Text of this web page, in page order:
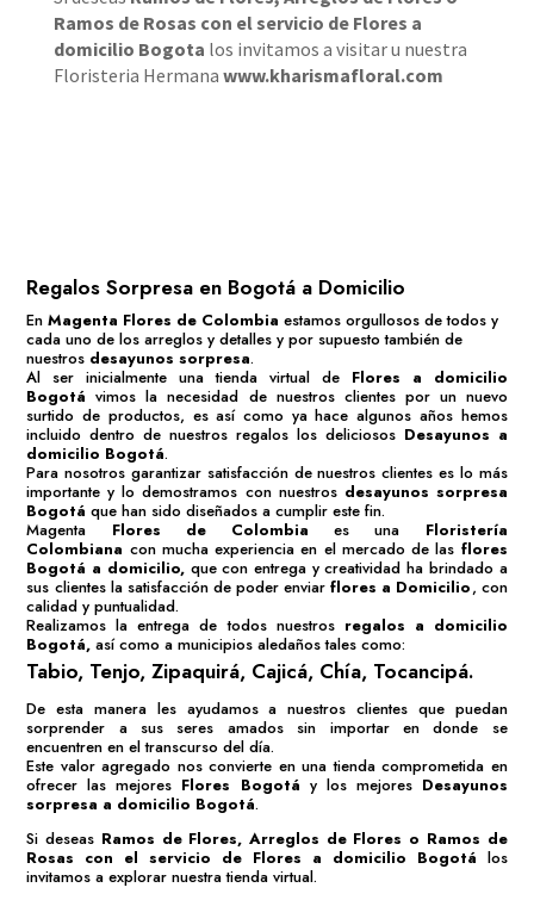
Ramos de Rosas con el servicio de Flores a
domicilio Bogota los invitamos a visitar u nuestra
Floristeria Hermana www.kharismafloral.com
Regalos Sorpresa en Bogotá a Domicilio
EnMagenta Flores de Colombia estamos orgullosos de todos y
cada uno de los arreglos y detalles y por supuesto también de
nuestros desayunos sorpresa.
Al ser inicialmente una tienda virtual de Flores a domicilio
Bogotá vimos la necesidad de nuestros clientes por un nuevo
surtido de productos, es así como ya hace algunos años hemos
incluido dentro de nuestros regalos los deliciosos Desayunos a
domicilio Bogotá.
Para nosotros garantizar satisfacción de nuestros clientes es lo más
importante y lo demostramos con nuestros desayunos sorpresa
Bogotá que han sido diseñados a cumplir este fin.
Magenta Flores de Colombia es una
Floristería
Colombiana con mucha experiencia en el mercado de las flores
Bogotá a domicilio, que con entrega y creatividad ha brindado a
sus clientes la satisfacción de poder enviar flores a Domicilio, con
calidad y puntualidad.
Realizamos la entrega de todos nuestros regalos a domicilio
Bogotá, así como a municipios aledaños tales como:
Tabio, Tenjo, Zipaquirá, Cajicá, Chía, Tocancipá.
De esta manera les ayudamos a nuestros clientes que puedan
sorprender a sus seres amados sin importar en donde se
encuentren en el transcurso del día.
Este valor agregado nos convierte en una tienda comprometida en
ofrecer las mejores Flores Bogotá y los mejores Desayunos
sorpresa a domicilio Bogotá.
Si deseas Ramos de Flores, Arreglos de Flores o Ramos de
Rosas con el servicio de Flores a domicilio Bogotá los
invitamos a explorar nuestra tienda virtual.